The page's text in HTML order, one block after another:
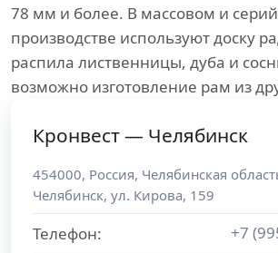
78 мм и более. В массовом и
производстве используют доску
распила лиственницы, дуба и
возможно изготовление рам из
Кронвест — Челябинск
454000, Россия, Челябинская
Челябинск, ул. Кирова, 159
Телефон:
+7